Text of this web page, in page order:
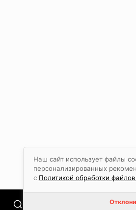
Наш сайт использует файлы
персонализированных
с Политикой обработки